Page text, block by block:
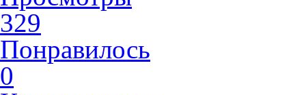
329
Понравилось
0